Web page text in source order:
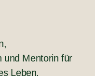
und Mentorin für
Leben.